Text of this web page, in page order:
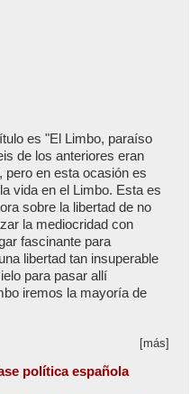
es "El Limbo, paraíso
de los anteriores eran
en esta ocasión es
vida en el Limbo. Esta es
sobre la libertad de no
la mediocridad con
fascinante para
libertad tan insuperable
para pasar allí
iremos la mayoría de
[más]
política española